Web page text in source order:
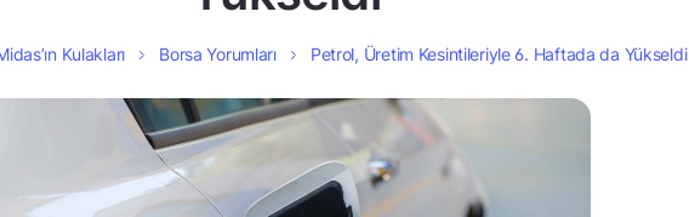
Kulakları Borsa Yorumları Petrol, Üretim Kesintileriyle 6. Haftada da Yükseldi